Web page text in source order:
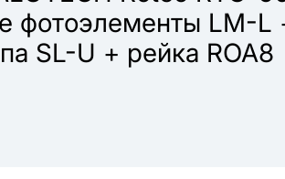
фотоэлементы LM-L
SL-U + рейка ROA8